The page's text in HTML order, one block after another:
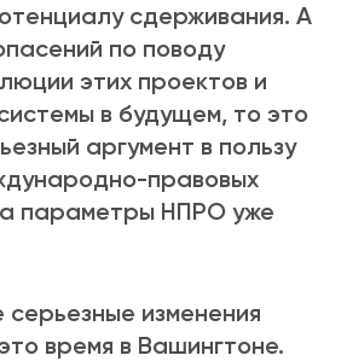
сдерживания. А
по поводу
этих проектов и
в будущем, то это
аргумент в пользу
правовых
параметры НПРО уже
изменения
время в Вашингтоне.